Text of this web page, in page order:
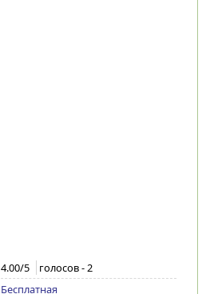
4.00/5 голосов -2
Бесплатная